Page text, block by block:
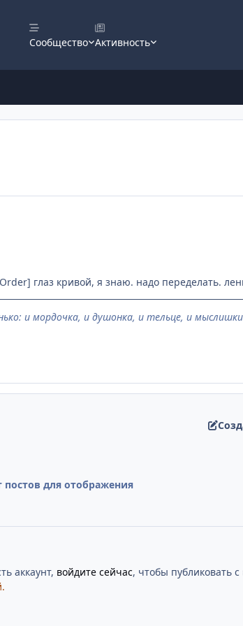
Сообщество Активность
глаз кривой, я знаю. надо переделать.
и мордочка, и душонка, и тельце, и
постов для отображения
аккаунт, войдите сейчас, чтобы публиковать с